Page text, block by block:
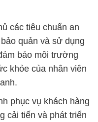
các tiêu chuẩn an
quản và sử dụng
bảo môi trường
khỏe của nhân viên
phục vụ khách hàng
cải tiến và phát triển